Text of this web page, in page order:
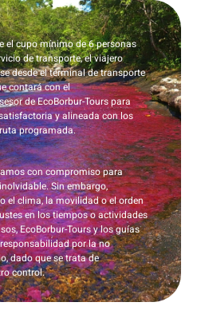
el cupo mínimo de 6 personas
de transporte, el viajero
desde el terminal de transporte
contará con el
de EcoBorbur-Tours para
y alineada con los
programada.
con compromiso para
Sin embargo,
el clima, la movilidad o el orden
en los tiempos o actividades
EcoBorbur-Tours y los guías
por la no
, dado que se trata de
control.